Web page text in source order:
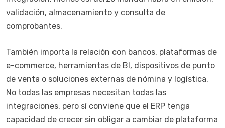
validación, almacenamiento y consulta de
comprobantes.
También importa la relación con bancos, plataformas de
e-commerce, herramientas de BI, dispositivos de punto
de venta o soluciones externas de nómina y logística.
No todas las empresas necesitan todas las
integraciones, pero sí conviene que el ERP tenga
capacidad de crecer sin obligar a cambiar de plataforma